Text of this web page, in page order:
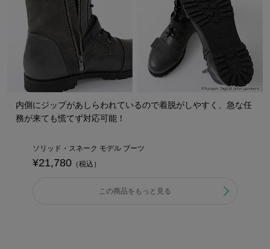
内側にジップがあしらわれているので着脱がしやすく、急な任
務が来ても慌てず対応可能！
ソリッド・スネーク モデル ブーツ
¥21,780 （税込）
この商品をもっと見る